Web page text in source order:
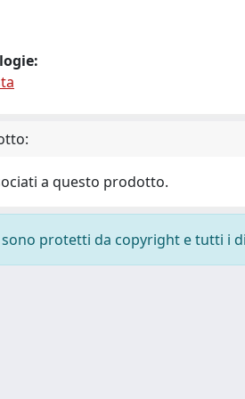
a questo prodotto.
protetti da copyright e tutti i